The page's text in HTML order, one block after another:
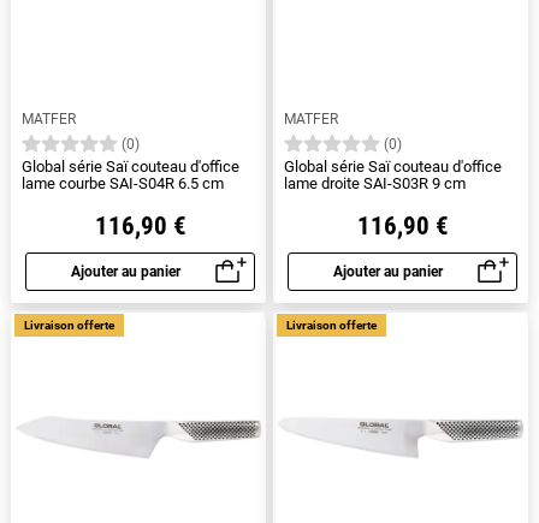
MATFER
(0)
Global série Saï couteau d'office
lame courbe SAI-S04R 6.5 cm
116,90 €
Ajouter au panier
Aperçu rapide
MATFER
(0)
Global série Saï couteau d'office
lame droite SAI-S03R 9 cm
116,90 €
Ajouter au panier
Aperçu rapide
Livraison offerte Livraison offerte